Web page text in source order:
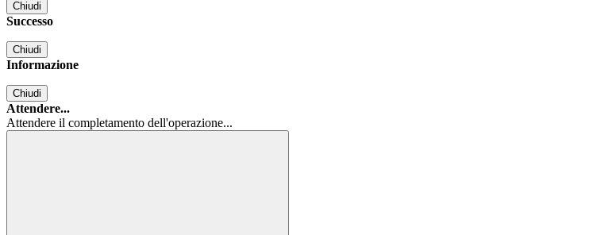
Chiudi
Successo
Chiudi
Informazione
Chiudi
Attendere...
Attendere il completamento dell'operazione...